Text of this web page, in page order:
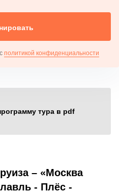
политикой конфиденциальности
тура в pdf
– «Москва
- Плёс -